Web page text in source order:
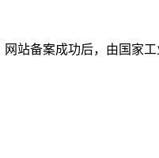
站备案成功后，由国家